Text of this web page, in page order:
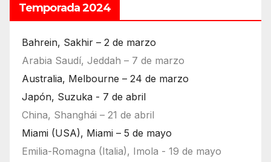
Temporada 2024
Bahrein, Sakhir – 2 de marzo
Arabia Saudí, Jeddah – 7 de marzo
Australia, Melbourne – 24 de marzo
Japón, Suzuka - 7 de abril
China, Shanghái – 21 de abril
Miami (USA), Miami – 5 de mayo
Emilia-Romagna (Italia), Imola - 19 de mayo